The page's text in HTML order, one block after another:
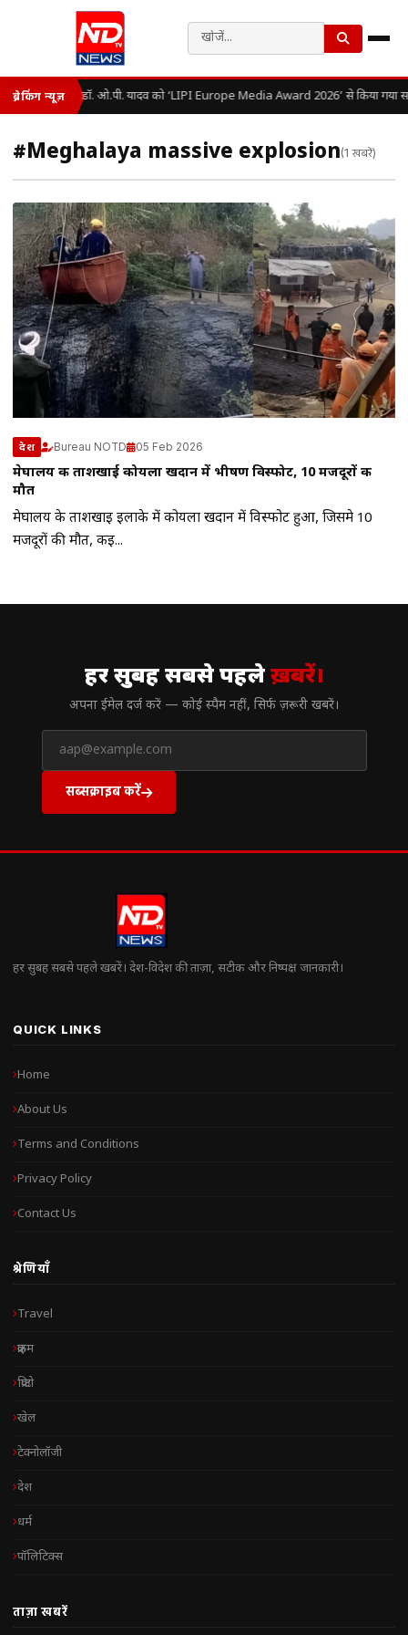
ब्रेकिंग न्यूज़ डॉ. ओ.पी. यादव को ‘LIPI Europe Media Award 2026’ से किया गया
#Meghalaya massive explosion(1 खबरें)
देश Bureau NOTD 05 Feb 2026
मेघालय की ताशखाई कोयला खदान में भीषण विस्फोट, 10 मजदूरों की
मौत
मेघालय के ताशखाई इलाके में कोयला खदान में विस्फोट हुआ, जिसमे 10
मजदूरों की मौत, कई...
हर सुबह सबसे पहलेख़बरें।
अपना ईमेल दर्ज करें — कोई स्पैम नहीं, सिर्फ ज़रूरी खबरें।
सब्सक्राइब करें
हर सुबह सबसे पहले खबरें। देश-विदेश की ताज़ा, सटीक और निष्पक्ष जानकारी।
QUICK LINKS
Home
About Us
Terms and Conditions
Privacy Policy
Contact Us
श्रेणियाँ
Travel
क्राइम
क्रिप्टो
खेल
टेक्नोलॉजी
देश
धर्म
पॉलिटिक्स
ताज़ा खबरें